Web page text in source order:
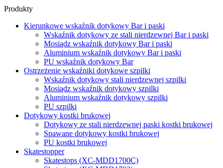
Produkty
Kierunkowe wskaźnik dotykowy Bar i paski
Wskaźnik dotykowy ze stali nierdzewnej Bar i paski
Mosiądz wskaźnik dotykowy Bar i paski
Aluminium wskaźnik dotykowy Bar i paski
PU wskaźnik dotykowy Bar
Ostrzeżenie wskaźniki dotykowe szpilki
Wskaźnik dotykowy stali nierdzewnej szpilki
Mosiądz wskaźnik dotykowy szpilki
Aluminium wskaźnik dotykowy szpilki
PU szpilki
Dotykowy kostki brukowej
Dotykowy ze stali nierdzewnej paski kostki brukowej
Spawane dotykowy kostki brukowej
PU kostki brukowej
Skatestopper
Skatestops (XC-MDD1700C)